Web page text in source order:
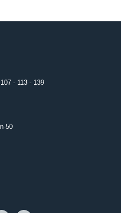
- 113 - 139
50